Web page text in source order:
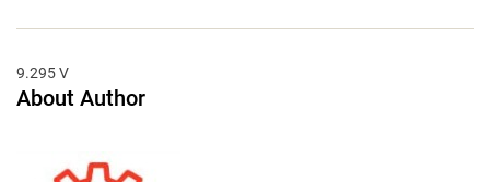
9.295 V
About Author